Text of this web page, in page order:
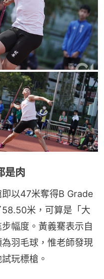
是肉
以47米奪得B Grade
米，可算是「大
幅度。黃義騫表示自
羽毛球，惟老師發現
玩標槍。